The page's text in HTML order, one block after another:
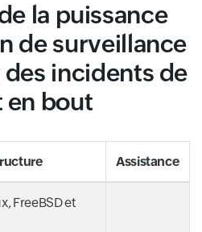
la puissance
de surveillance
incidents de
en bout
Assistance
FreeBSD et